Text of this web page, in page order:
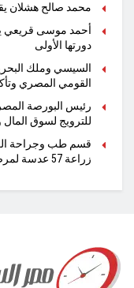
محمد صالح هشلان
أحمد موسى قريعي
دورتها الأولى
السيسي وملك
القومي المصري
رئيس البورصة
للترويج لسوق المال
قسم طب وجراحة
زراعة 57 عدسة لمرضى المياه البيضاء